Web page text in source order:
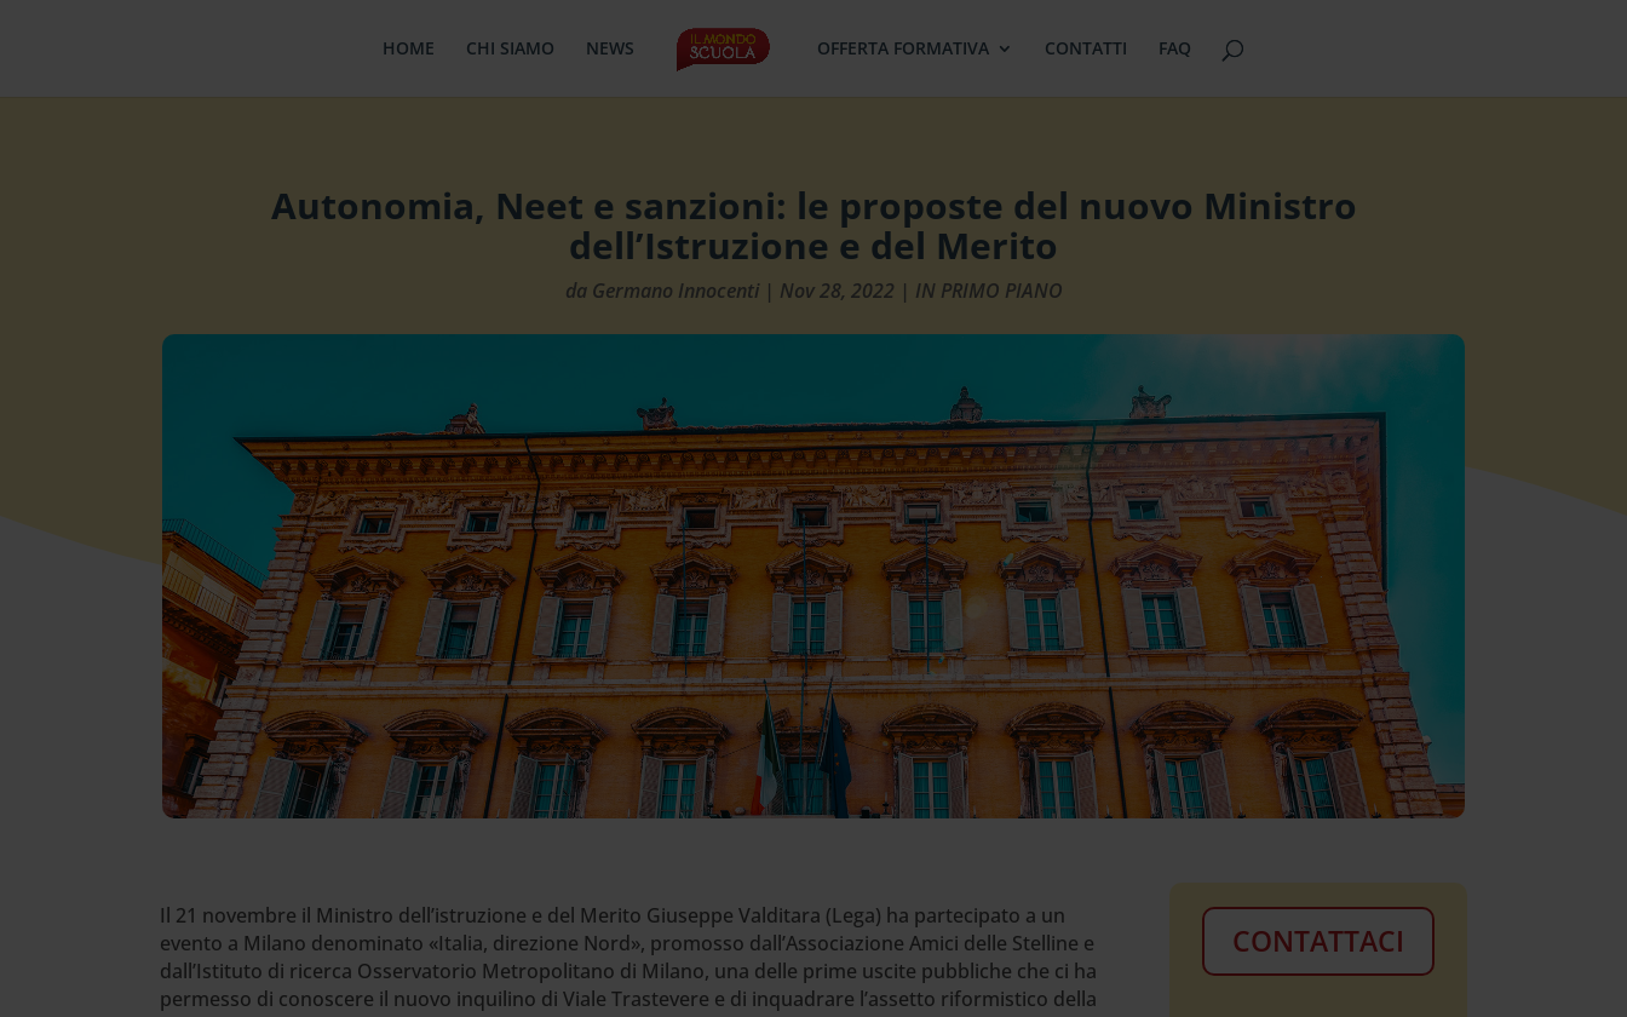
HOME CHI SIAMO NEWS OFFERTA FORMATIVA CONTATTI FAQ
Autonomia, Neet e sanzioni: le proposte del nuovo Ministro
dell’Istruzione e del Merito
da Germano Innocenti| Nov 28, 2022 | IN PRIMO PIANO
Il 21 novembre il Ministro dell’istruzione e del Merito Giuseppe Valditara (Lega) ha partecipato a un
evento a Milano denominato «Italia, direzione Nord», promosso dall’Associazione Amici delle Stelline e
dall’Istituto di ricerca Osservatorio Metropolitano di Milano, una delle prime uscite pubbliche che ci ha
permesso di conoscere il nuovo inquilino di Viale Trastevere e di inquadrare l’assetto riformistico della
CONTATTACI